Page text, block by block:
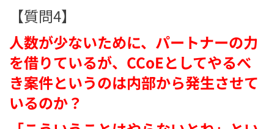
【質問4】
人数が少ないために、パートナーの力
を借りているが、CCoEとしてやるべ
き案件というのは内部から発生させて
いるのか？